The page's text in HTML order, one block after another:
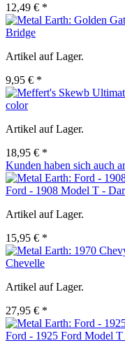
12,49 € *
Bridge
Artikel auf Lager.
9,95 € *
color
Artikel auf Lager.
18,95 € *
Kunden haben sich auch
Ford - 1908 Model T -
Artikel auf Lager.
15,95 € *
Chevelle
Artikel auf Lager.
27,95 € *
Ford - 1925 Ford Model T